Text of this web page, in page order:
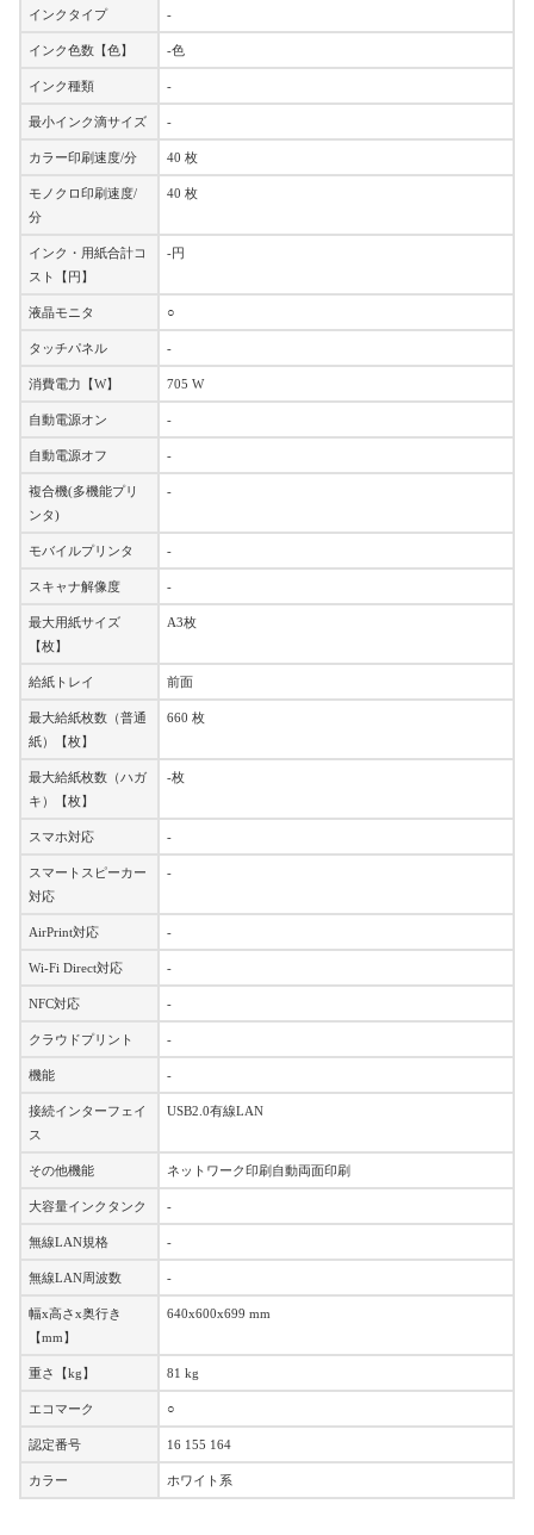
インクタイプ -
インク色数【色】 -色
インク種類 -
最小インク滴サイズ -
カラー印刷速度/分 40 枚
モノクロ印刷速度/
分
40 枚
インク・用紙合計コ
スト【円】
-円
液晶モニタ ○
タッチパネル -
消費電力【W】 705 W
自動電源オン -
自動電源オフ -
複合機(多機能プリ
ンタ)
-
モバイルプリンタ -
スキャナ解像度 -
最大用紙サイズ
【枚】
A3枚
給紙トレイ 前面
最大給紙枚数（普通
紙）【枚】
660 枚
最大給紙枚数（ハガ
キ）【枚】
-枚
スマホ対応 -
スマートスピーカー
対応
-
AirPrint対応 -
Wi-Fi Direct対応 -
NFC対応 -
クラウドプリント -
機能 -
接続インターフェイ
ス
USB2.0有線LAN
その他機能 ネットワーク印刷自動両面印刷
大容量インクタンク -
無線LAN規格 -
無線LAN周波数 -
幅x高さx奥行き
【mm】
640x600x699 mm
重さ【kg】 81 kg
エコマーク ○
認定番号 16 155 164
カラー ホワイト系